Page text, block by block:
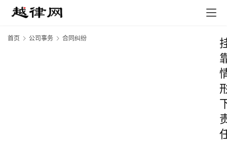
首页 公司事务 合同纠纷